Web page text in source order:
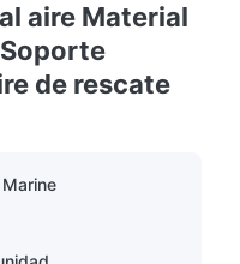
aire Material
de rescate